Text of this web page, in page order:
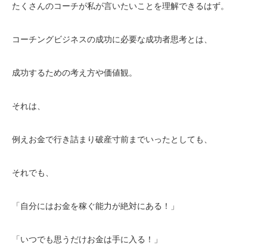
たくさんのコーチが私が言いたいことを理解できるはず。
コーチングビジネスの成功に必要な成功者思考とは、
成功するための考え方や価値観。
それは、
例えお金で行き詰まり破産寸前までいったとしても、
それでも、
「自分にはお金を稼ぐ能力が絶対にある！」
「いつでも思うだけお金は手に入る！」